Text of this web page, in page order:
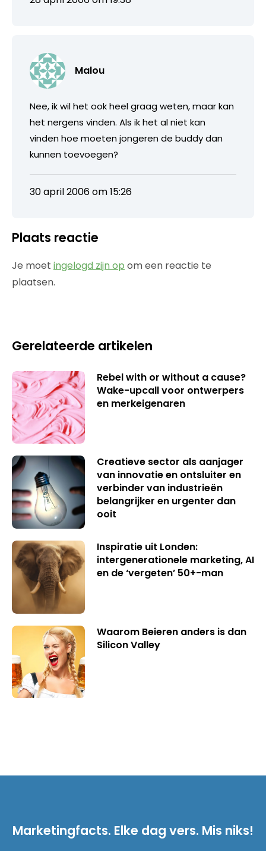
Malou
Nee, ik wil het ook heel graag weten, maar kan
het nergens vinden. Als ik het al niet kan
vinden hoe moeten jongeren de buddy dan
kunnen toevoegen?
30 april 2006 om 15:26
Plaats reactie
Je moet ingelogd zijn op om een reactie te
plaatsen.
Gerelateerde artikelen
Rebel with or without a cause?
Wake-upcall voor ontwerpers
en merkeigenaren
Creatieve sector als aanjager
van innovatie en ontsluiter en
verbinder van industrieën
belangrijker en urgenter dan
ooit
Inspiratie uit Londen:
intergenerationele marketing, AI
en de ‘vergeten’ 50+-man
Waarom Beieren anders is dan
Silicon Valley
Marketingfacts. Elke dag vers. Mis niks!